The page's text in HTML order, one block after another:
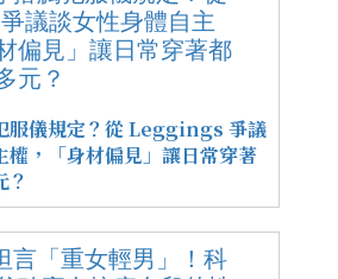
服儀規定？從 Leggings 爭議
權，「身材偏見」讓日常穿著